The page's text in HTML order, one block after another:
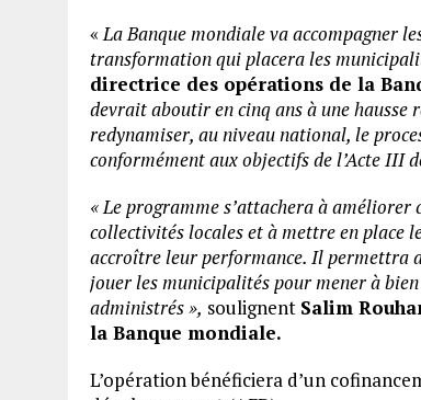
«La Banque mondiale va accompagner
transformation qui placera les
directrice des opérations de la
devrait aboutir en cinq ans à une
redynamiser, au niveau national, le
conformément aux objectifs de l’Acte III
« Le programme s’attachera à
collectivités locales et à mettre en place
accroître leur performance. Il permettra
jouer les municipalités pour mener à
administrés », soulignent Salim
la Banque mondiale.
L’opération bénéficiera d’un